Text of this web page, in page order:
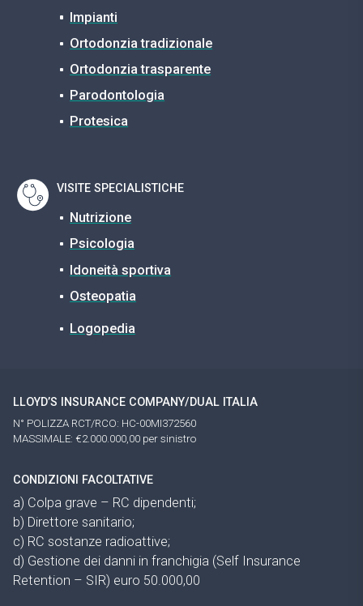
Impianti
Ortodonzia tradizionale
Ortodonzia trasparente
Parodontologia
Protesica
VISITE SPECIALISTICHE
Nutrizione
Psicologia
Idoneità sportiva
Osteopatia
Logopedia
LLOYD’S INSURANCE COMPANY/DUAL ITALIA
N° POLIZZA RCT/RCO: HC-00MI372560
MASSIMALE: €2.000.000,00 per sinistro
CONDIZIONI FACOLTATIVE
a) Colpa grave – RC dipendenti;
b) Direttore sanitario;
c) RC sostanze radioattive;
d) Gestione dei danni in franchigia (Self Insurance
Retention – SIR) euro 50.000,00